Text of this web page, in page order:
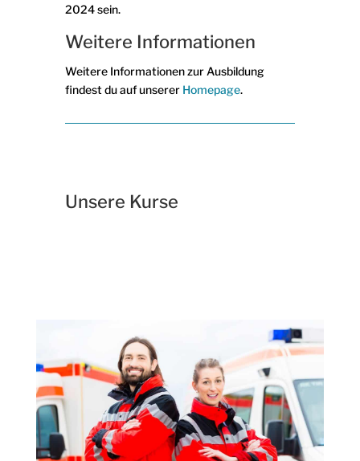
2024 sein.
Weitere Informationen
Weitere Informationen zur Ausbildung
findest du auf unserer Homepage.
Unsere Kurse